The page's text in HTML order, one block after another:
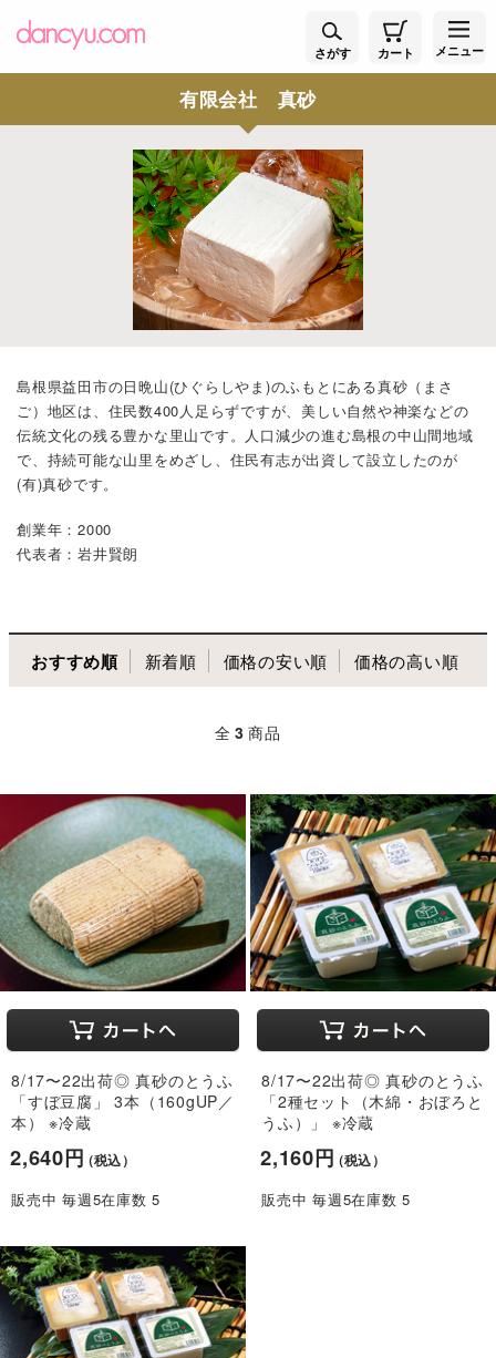
さがす カート メニュー
有限会社 真砂
島根県益田市の日晩山(ひぐらしやま)のふもとにある真砂（まさ
ご）地区は、住民数400人足らずですが、美しい自然や神楽などの
伝統文化の残る豊かな里山です。人口減少の進む島根の中山間地域
で、持続可能な山里をめざし、住民有志が出資して設立したのが
(有)真砂です。
創業年：2000
代表者：岩井賢朗
おすすめ順 新着順 価格の安い順 価格の高い順
全 3 商品
8/17〜22出荷◎ 真砂のとうふ
「すぼ豆腐」 3本（160gUP／
本） ※冷蔵
2,640円（税込）
販売中 毎週5在庫数 5
8/17〜22出荷◎ 真砂のとうふ
「2種セット（木綿・おぼろと
うふ）」 ※冷蔵
2,160円（税込）
販売中 毎週5在庫数 5